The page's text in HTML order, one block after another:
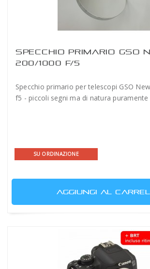
SPECCHIO PRIMARIO GSO
200/1000 F/5
Specchio primario per telescopi GSO
f5 - piccoli segni ma di natura puramente
SU ORDINAZIONE
AGGIUNGI AL